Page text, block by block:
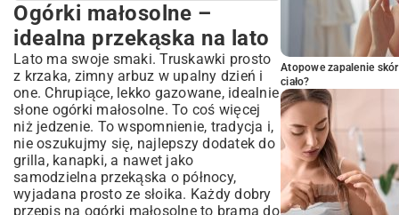
Ogórki małosolne – idealna przekąska
na lato
Czym są ogórki małosolne i czym różnią się
od kiszonych?
Dlaczego warto je robić? Korzyści dla
zdrowia i smaku
Sekret doskonałego przepisu na ogórki
małosolne
Niezbędne składniki – co wybrać, aby
smakowały najlepiej?
Kluczowe przyprawy – nadaj ogórkom
wyjątkowy aromat
Ogórki małosolne –
idealna przekąska na lato
Lato ma swoje smaki. Truskawki prosto
z krzaka, zimny arbuz w upalny dzień i
one. Chrupiące, lekko gazowane, idealnie
słone ogórki małosolne. To coś więcej
niż jedzenie. To wspomnienie, tradycja i,
nie oszukujmy się, najlepszy dodatek do
grilla, kanapki, a nawet jako
samodzielna przekąska o północy,
wyjadana prosto ze słoika. Każdy dobry
przepis na ogórki małosolne to brama do
Atopowe zapalenie
ciało?